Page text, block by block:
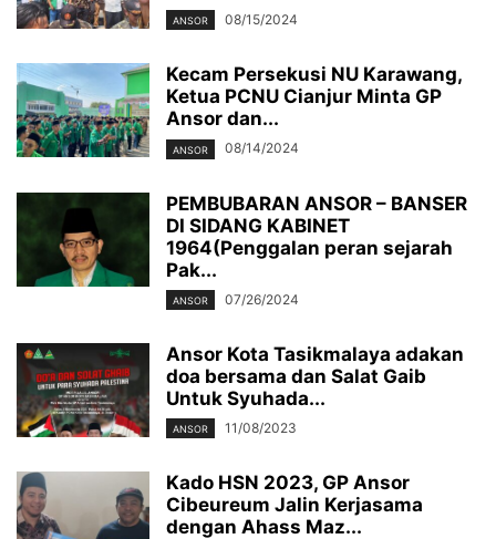
ANSOR 08/15/2024
Kecam Persekusi NU Karawang,
Ketua PCNU Cianjur Minta GP
Ansor dan...
ANSOR 08/14/2024
PEMBUBARAN ANSOR – BANSER
DI SIDANG KABINET
1964(Penggalan peran sejarah
Pak...
ANSOR 07/26/2024
Ansor Kota Tasikmalaya adakan
doa bersama dan Salat Gaib
Untuk Syuhada...
ANSOR 11/08/2023
Kado HSN 2023, GP Ansor
Cibeureum Jalin Kerjasama
dengan Ahass Maz...